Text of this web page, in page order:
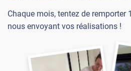
Chaque mois, tentez de remporter
nous envoyant vos réalisations !